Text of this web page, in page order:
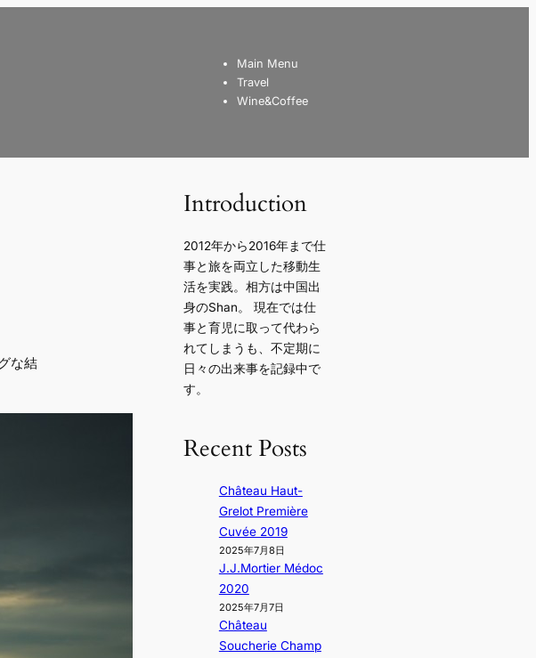
Main Menu
Travel
Wine&Coffee
な結
Introduction
2012年から2016年まで仕
事と旅を両立した移動生
活を実践。相方は中国出
身のShan。 現在では仕
事と育児に取って代わら
れてしまうも、不定期に
日々の出来事を記録中で
す。
Recent Posts
Château Haut-
Grelot Première
Cuvée 2019
2025年7月8日
J.J.Mortier Médoc
2020
2025年7月7日
Château
Soucherie Champ